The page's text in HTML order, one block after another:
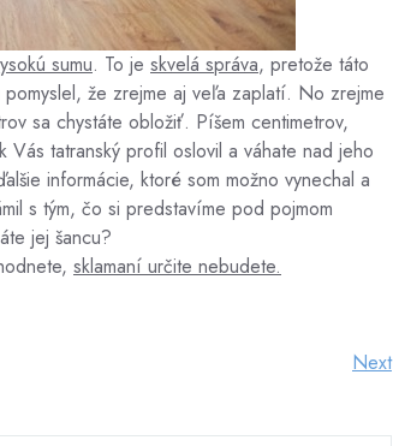
sumu. To je skvelá správa, pretože táto
že zrejme aj veľa zaplatí. No zrejme
sa chystáte obložiť. Píšem centimetrov,
tatranský profil oslovil a váhate nad jeho
informácie, ktoré som možno vynechal a
s tým, čo si predstavíme pod pojmom
jej šancu?
sklamaní určite nebudete.
Next
Next